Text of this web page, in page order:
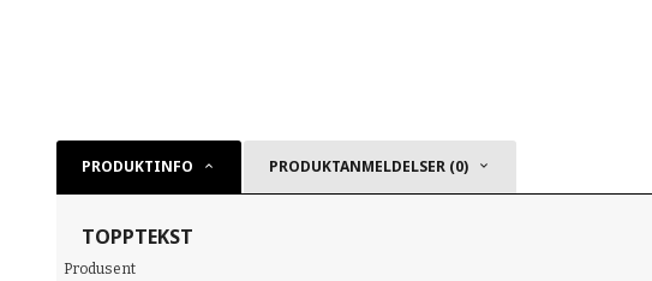
PRODUKTINFO PRODUKTANMELDELSER (0)
TOPPTEKST
Produsent